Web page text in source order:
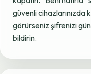
güvenli cihazlarınızda
görürseniz şifrenizi
bildirin.